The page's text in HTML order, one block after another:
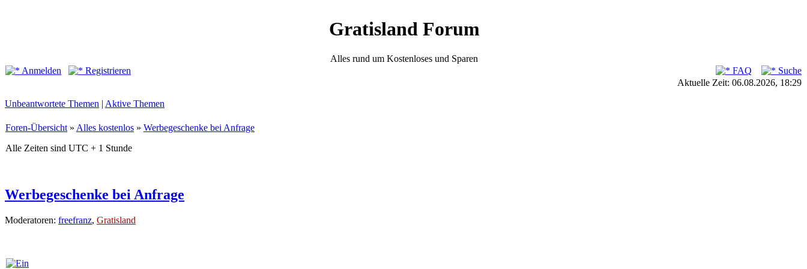
Gratisland Forum
Alles rund um Kostenloses und Sparen
Anmelden
Registrieren FAQ
Suche
Aktuelle Zeit: 06.08.2026, 18:29
Unbeantwortete Themen | Aktive Themen
Foren-Übersicht » Alles kostenlos » Werbegeschenke bei Anfrage
Alle Zeiten sind UTC + 1 Stunde
Werbegeschenke bei Anfrage
Moderatoren: freefranz, Gratisland